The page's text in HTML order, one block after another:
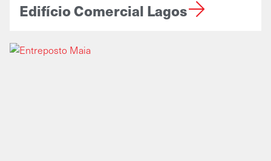
Edifício Comercial Lagos